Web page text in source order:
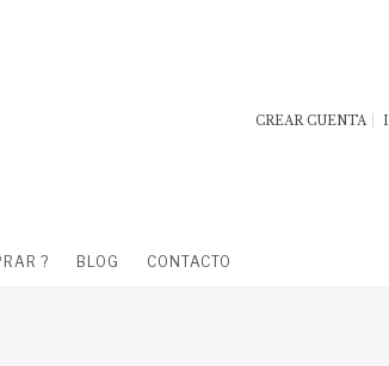
CREAR CUENTA
? BLOG CONTACTO